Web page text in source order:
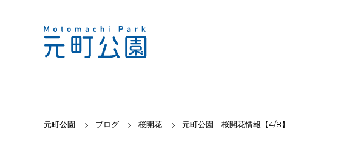
元町公園 ブログ 桜開花 元町公園 桜開花情報【4/8】